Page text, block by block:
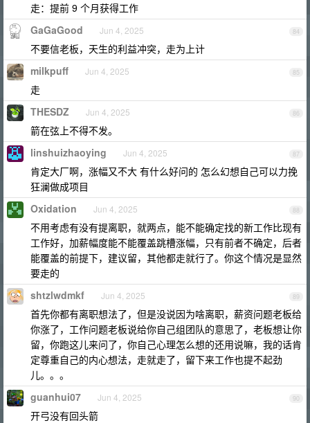
走：提前 9 个月获得工作
84
GaGaGood Jun 4, 2025
不要信老板，天生的利益冲突，走为上计
85
milkpuff Jun 4, 2025
走
86
THESDZ Jun 4, 2025
箭在弦上不得不发。
87
linshuizhaoying Jun 4, 2025
肯定大厂啊，涨幅又不大 有什么好问的 怎么幻想自己可以力挽
狂澜做成项目
88
Oxidation Jun 4, 2025
不用考虑有没有提离职，就两点，能不能确定找的新工作比现有
工作好，加薪幅度能不能覆盖跳槽涨幅，只有前者不确定，后者
能覆盖的前提下，建议留，其他都走就行了。你这个情况是显然
要走的
89
shtzlwdmkf Jun 4, 2025
首先你都有离职想法了，但是没说因为啥离职，薪资问题老板给
你涨了，工作问题老板说给你自己组团队的意思了，老板想让你
留，你跑这儿来问了，你自己心理怎么想的还用说嘛，我的话肯
定尊重自己的内心想法，走就走了，留下来工作也提不起劲
儿。。。
90
guanhui07 Jun 4, 2025
开弓没有回头箭